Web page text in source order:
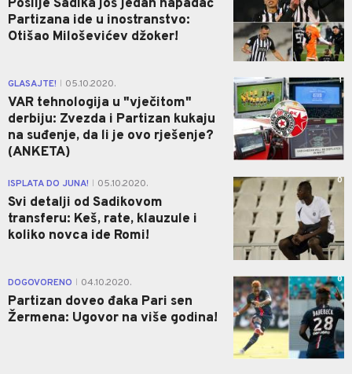
Poslije Sadika još jedan napadač
Partizana ide u inostranstvo:
Otišao Miloševićev džoker!
GLASAJTE! 05.10.2020.
VAR tehnologija u "vječitom"
derbiju: Zvezda i Partizan kukaju
na suđenje, da li je ovo rješenje?
(ANKETA)
1
ISPLATA DO JUNA! 05.10.2020.
Svi detalji od Sadikovom
transferu: Keš, rate, klauzule i
koliko novca ide Romi!
0
DOGOVORENO 04.10.2020.
Partizan doveo đaka Pari sen
Žermena: Ugovor na više godina!
0